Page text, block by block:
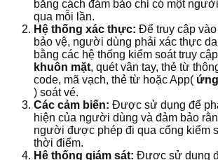
bằng cách đảm bảo chỉ có một
qua mỗi lần.
Hệ thống xác thực: Để truy cập
bảo vệ, người dùng phải xác thực
bằng các hệ thống kiểm soát truy
khuôn mặt, quét vân tay, thẻ từ
code, mã vạch, thẻ từ hoặc App(
) soát vé.
Các cảm biến: Được sử dụng để
hiện của người dùng và đảm bảo
người được phép đi qua cổng kiểm
thời điểm.
Hệ thống giám sát: Được sử dụng